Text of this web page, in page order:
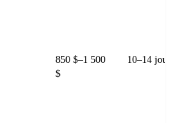
850 $–1 500
$
10–14 jours